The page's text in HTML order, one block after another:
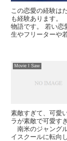
この恋愛の経験は
も経験あります
物語です。 若い
生やフリーターや
Movie I Saw
素敵すぎて、可愛
ラが素敵で可愛す
南米のジャング
イスクールに転向